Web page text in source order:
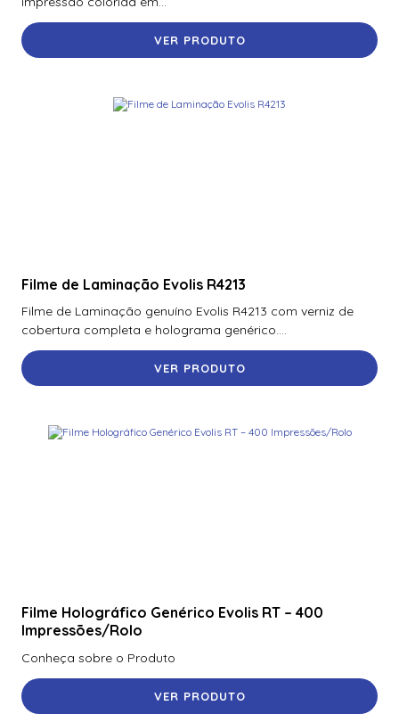
VER PRODUTO
Filme de Laminação Evolis R4213
Filme de Laminação genuíno Evolis R4213 com verniz de
cobertura completa e holograma genérico....
VER PRODUTO
Filme Holográfico Genérico Evolis RT – 400
Impressões/Rolo
Conheça sobre o Produto
VER PRODUTO